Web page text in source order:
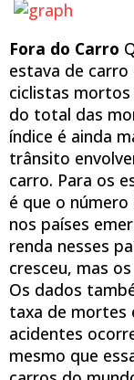
Fora do Carro
estava de
ciclistas
do total das
índice é ainda
trânsito
carro. Para os
é que o
nos países
renda nesses
cresceu, mas
Os dados
taxa de mortes
acidentes
mesmo que